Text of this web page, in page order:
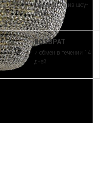
Самовывоз из шоу-
рума
ВОЗВРАТ
и обмен в течении 14
дней